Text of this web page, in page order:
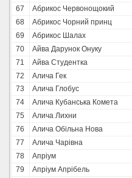
67
Абрикос Червонощокий
68
Абрикос Чорний принц
69
Абрикос Шалах
70
Айва Дарунок Онуку
71
Айва Студентка
72
Алича Гек
73
Алича Глобус
74
Алича Кубанська Комета
75
Алича Лихни
76
Алича Обільна Нова
77
Алича Чарівна
78
Апріум
79
Апріум Апрібель